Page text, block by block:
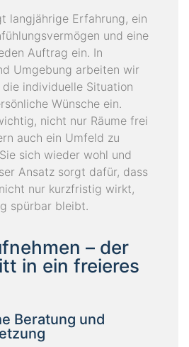
langjährige Erfahrung, ein
und eine
Auftrag ein. In
Umgebung arbeiten wir
individuelle Situation
Wünsche ein.
nicht nur Räume frei
auch ein Umfeld zu
sich wieder wohl und
Ansatz sorgt dafür, dass
nur kurzfristig wirkt,
spürbar bleibt.
– der
in ein freieres
Beratung und